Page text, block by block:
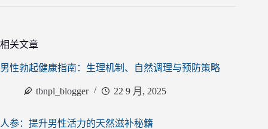
相关文章
男性勃起健康指南：生理机制、自然调理与预防策略
tbnpl_blogger 22 9 月, 2025
人参：提升男性活力的天然滋补秘籍